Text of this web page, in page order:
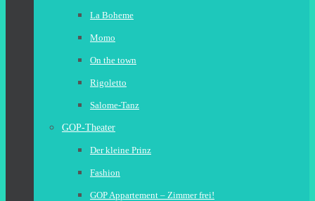
La Boheme
Momo
On the town
Rigoletto
Salome-Tanz
GOP-Theater
Der kleine Prinz
Fashion
GOP Appartement – Zimmer frei!